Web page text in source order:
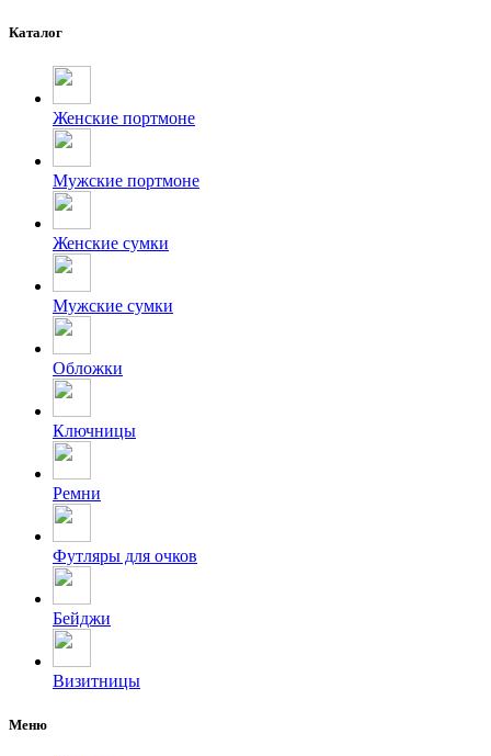
Каталог
Женские портмоне
Мужские портмоне
Женские сумки
Мужские сумки
Обложки
Ключницы
Ремни
Футляры для очков
Бейджи
Визитницы
Меню